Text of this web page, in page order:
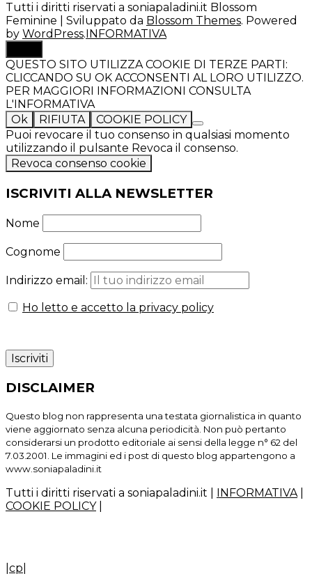
Tutti i diritti riservati a soniapaladini.it Blossom
Feminine | Sviluppato da Blossom Themes. Powered
by WordPress. INFORMATIVA
QUESTO SITO UTILIZZA COOKIE DI TERZE PARTI:
CLICCANDO SU OK ACCONSENTI AL LORO UTILIZZO.
PER MAGGIORI INFORMAZIONI CONSULTA
L'INFORMATIVA
Ok
RIFIUTA
COOKIE POLICY
Puoi revocare il tuo consenso in qualsiasi momento
utilizzando il pulsante Revoca il consenso.
Revoca consenso cookie
ISCRIVITI ALLA NEWSLETTER
Nome
Cognome
Indirizzo email:
Ho letto e accetto la privacy policy
DISCLAIMER
Questo blog non rappresenta una testata giornalistica in quanto
viene aggiornato senza alcuna periodicità. Non può pertanto
considerarsi un prodotto editoriale ai sensi della legge n° 62 del
7.03.2001. Le immagini ed i post di questo blog appartengono a
www.soniapaladini.it
Tutti i diritti riservati a soniapaladini.it INFORMATIVA|
COOKIE POLICY|
cp